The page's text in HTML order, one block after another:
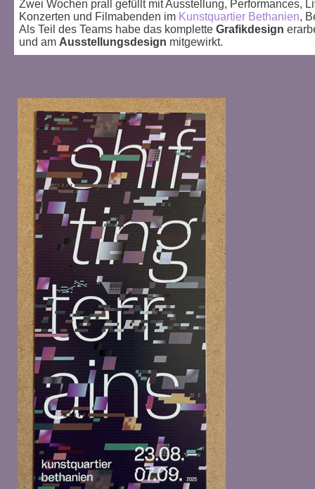
Zwei Wochen prall gefüllt mit Ausstellung, Performances,
Konzerten und Filmabenden im Kunstquartier Bethanien,
Als Teil des Teams habe das komplette Grafikdesign
und am Ausstellungsdesign mitgewirkt.